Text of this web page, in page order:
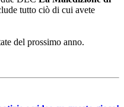
tutto ciò di cui avete
del prossimo anno.